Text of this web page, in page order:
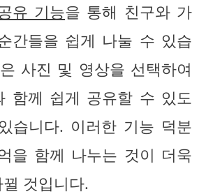
유 기능을 통해 친구와 가
간들을 쉽게 나눌 수 있습
사진 및 영상을 선택하여
함께 쉽게 공유할 수 있도
습니다. 이러한 기능 덕분
을 함께 나누는 것이 더욱
것입니다.